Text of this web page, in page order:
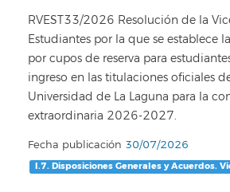
RVEST33/2026 Resolución de la
Estudiantes por la que se establece
por cupos de reserva para
ingreso en las titulaciones oficiales
Universidad de La Laguna para la
extraordinaria 2026-2027.
Fecha publicación 30/07/2026
I.7. Disposiciones Generales y Acuerdos.